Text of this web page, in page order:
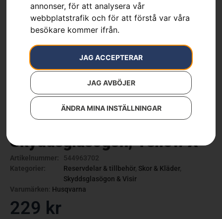
annonser, för att analysera vår
webbplatstrafik och för att förstå var våra
besökare kommer ifrån.
JAG ACCEPTERAR
JAG AVBÖJER
ÄNDRA MINA INSTÄLLNINGAR
Skyddsglasögon, Yellow X
Artikelnummer:
544963702
Kategorier:
Reservdelar & tillbehör, Skor & Kläder,
Skyddsglasögon & Visir
Varumärken Husqvarna
229 kr